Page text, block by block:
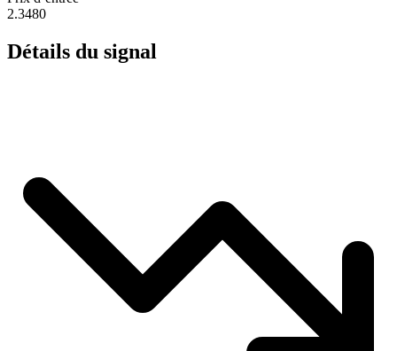
2.3480
Détails du signal